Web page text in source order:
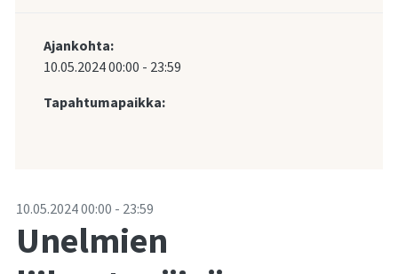
Ajankohta:
10.05.202400:00 - 23:59
Tapahtumapaikka:
-10.05.202400:00 - 23:59
Unelmien